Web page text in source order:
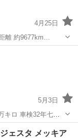
4月25日
離 約9677km…
5月3日
ロ 車検32年七月
ェスタ メッキア